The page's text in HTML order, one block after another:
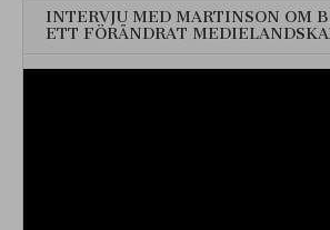
INTERVJU MED MARTINSON OM
ETT FÖRÄNDRAT